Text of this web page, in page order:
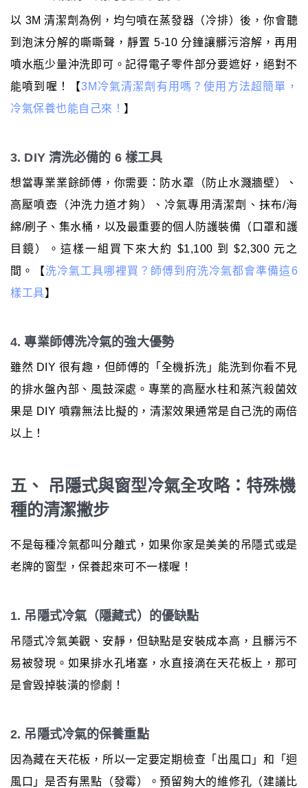
以 3M 清潔劑為例，均勻噴在蒸發器（冷排）後，你會聽
到泡沫分解的嘶嘶聲，靜置 5-10 分鐘讓髒污溶解，再用
噴水瓶少量沖洗即可。記得電子零件部分要遮好，絕對不
能噴到喔！【3M冷氣清潔劑有用嗎？使用方法超簡單，
冷氣保養也能自己來！ 】
3. DIY 清洗必備的 6 樣工具
想當專業業餘師傅，你需要：防水罩（防止水濺牆壁）、
高壓噴壺（沖洗力道才夠）、冷氣專用清潔劑、抹布/海
綿/刷子、集水桶，以及最重要的個人防護裝備（口罩和護
目鏡）。這樣一組買下來大約 $1,100 到 $2,300 元之
間。【洗冷氣工具哪裡買？師傅到府洗冷氣都會準備這6
樣工具】
4. 專業師傅洗冷氣的強大優勢
雖然 DIY 很有趣，但師傅的「全機拆洗」能洗到你看不見
的排水盤內部、風鼓深處。專業的高壓水柱和蒸汽殺菌效
果是 DIY 噴霧無法比擬的，清潔效果通常是自己洗的兩倍
以上！
五、 吊隱式與窗型冷氣全攻略：特殊機
種的清潔撇步
不是每種冷氣都叫分離式，如果你家是美美的吊隱式或是
老牌的窗型，保養起來可不一樣喔！
1. 吊隱式冷氣（隱藏式）的優缺點
吊隱式冷氣美觀、安靜，但缺點是安裝成本高，且髒污不
易被發現。如果排水孔堵塞，水直接滴在天花板上，那可
是會毀掉裝潢的慘劇！
2. 吊隱式冷氣的保養重點
因為藏在天花板，所以一定要定期檢查「出風口」和「迴
風口」是否有黑點（發霉）。預留夠大的維修孔（建議比